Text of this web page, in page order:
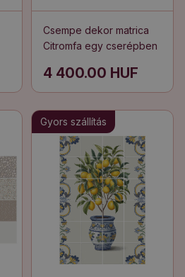
Csempe dekor matrica
Citromfa egy cserépben
4 400.00 HUF
Gyors szállítás